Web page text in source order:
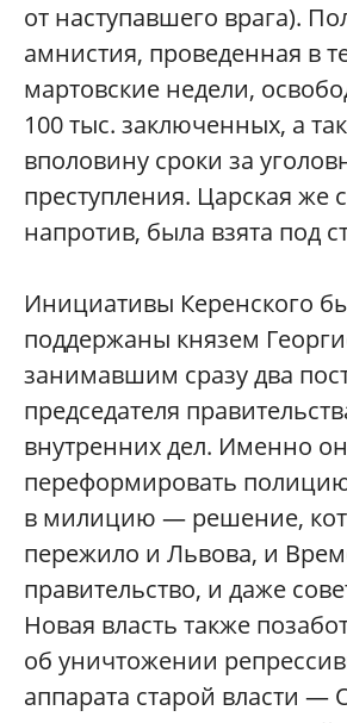
от наступавшего врага).
амнистия, проведенная в
мартовские недели,
100 тыс. заключенных, а
вполовину сроки за
преступления. Царская же
напротив, была взята под
Инициативы Керенского
поддержаны князем
занимавшим сразу два
председателя
внутренних дел. Именно
переформировать
в милицию — решение,
пережило и Львова, и
правительство, и даже
Новая власть также
об уничтожении
аппарата старой власти —